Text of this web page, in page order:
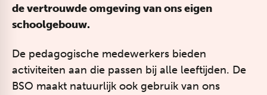
de vertrouwde omgeving van ons eigen
schoolgebouw.
De pedagogische medewerkers bieden
activiteiten aan die passen bij alle leeftijden. De
BSO maakt natuurlijk ook gebruik van ons